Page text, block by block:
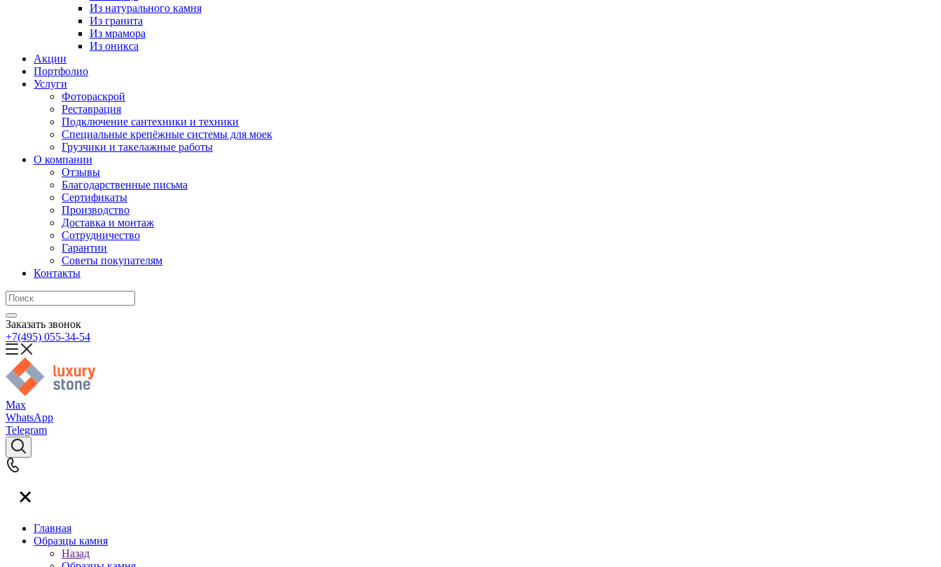
Из натурального камня
Из гранита
Из мрамора
Из оникса
Акции
Портфолио
Услуги
Фотораскрой
Реставрация
Подключение сантехники и техники
Специальные крепёжные системы для моек
Грузчики и такелажные работы
О компании
Отзывы
Благодарственные письма
Сертификаты
Производство
Доставка и монтаж
Сотрудничество
Гарантии
Советы покупателям
Контакты
Заказать звонок
+7(495) 055-34-54
Max
WhatsApp
Telegram
Главная
Образцы камня
Назад